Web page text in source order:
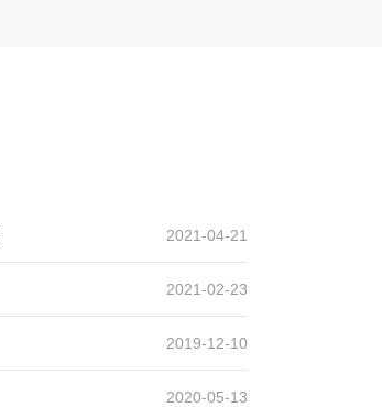
石灰石
2021-04-21
2021-02-23
2019-12-10
2020-05-13